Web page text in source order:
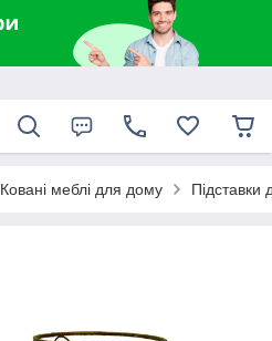
Ковані меблі для дому Підставки